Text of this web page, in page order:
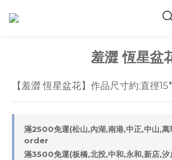
羞澀 恆星盆
【羞澀 恆星盆花】作品尺寸約:直徑
滿2500免運(松山,內湖,南港,中正,中山,
order
滿3500免運(板橋,北投,中和,永和,新店,汐